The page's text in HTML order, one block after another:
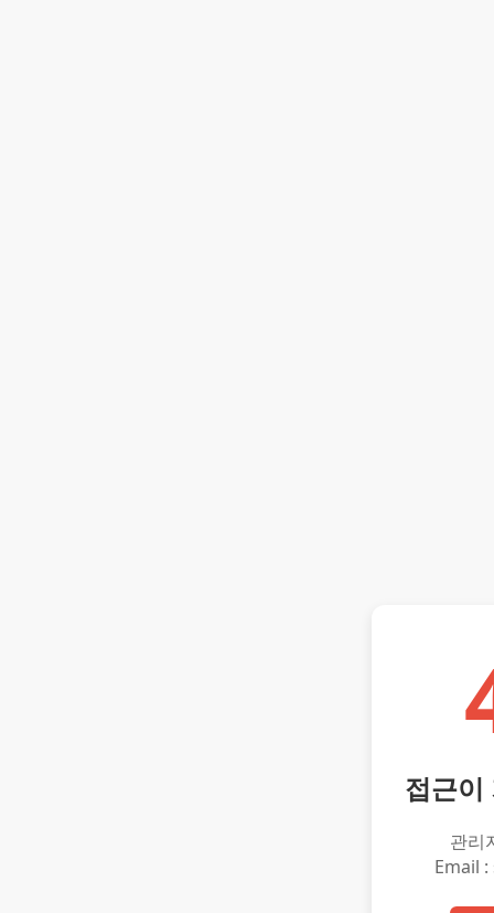
접근이
관리
Email